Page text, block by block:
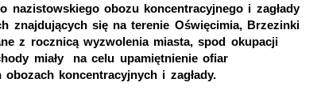
nazistowskiego obozu koncentracyjnego i zagłady
znajdujących się na terenie Oświęcimia, Brzezinki
z rocznicą wyzwolenia miasta, spod okupacji
miały na celu upamiętnienie ofiar
koncentracyjnych i zagłady.